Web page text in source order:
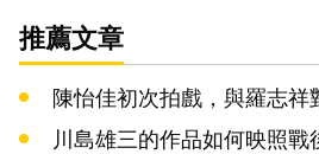
推薦文章
陳怡佳初次拍戲，與羅志祥
川島雄三的作品如何映照戰